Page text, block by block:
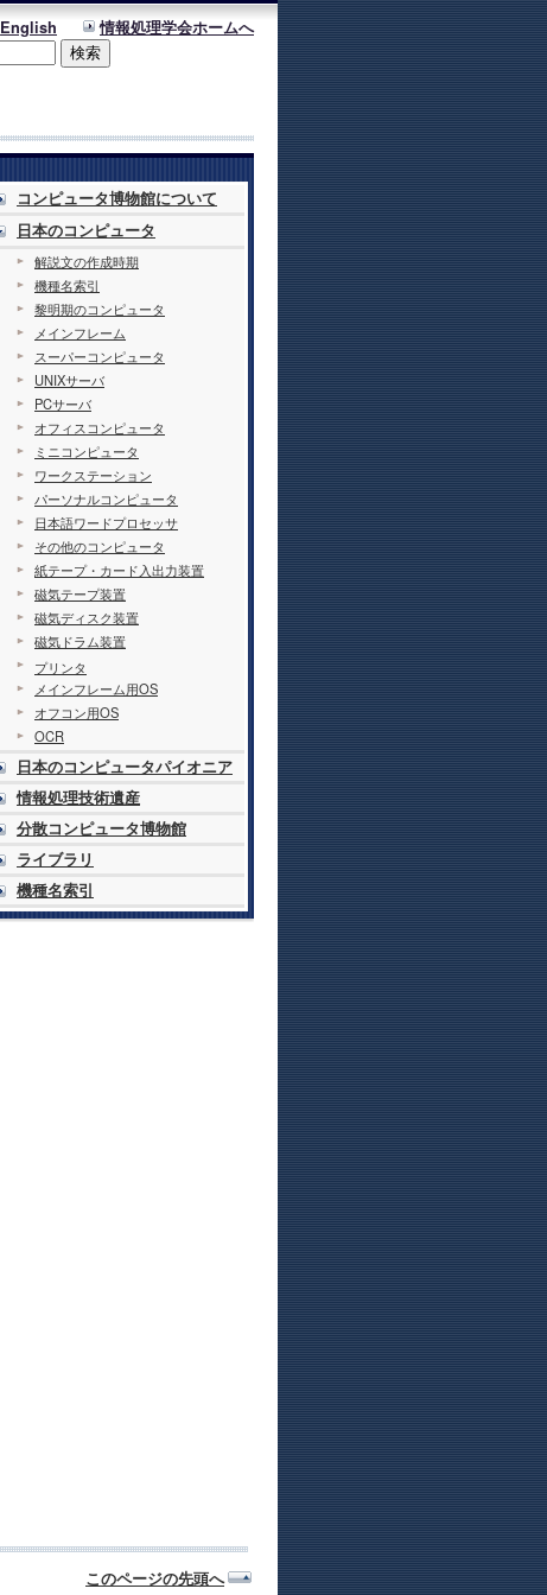
English 情報処理学会ホームへ
コンピュータ博物館について
日本のコンピュータ
解説文の作成時期
機種名索引
黎明期のコンピュータ
メインフレーム
スーパーコンピュータ
UNIXサーバ
PCサーバ
オフィスコンピュータ
ミニコンピュータ
ワークステーション
パーソナルコンピュータ
日本語ワードプロセッサ
その他のコンピュータ
紙テープ・カード入出力装置
磁気テープ装置
磁気ディスク装置
磁気ドラム装置
プリンタ
メインフレーム用OS
オフコン用OS
OCR
日本のコンピュータパイオニア
情報処理技術遺産
分散コンピュータ博物館
ライブラリ
機種名索引
このページの先頭へ